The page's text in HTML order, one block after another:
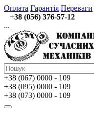
Оплата Гарантія Переваги
+38 (056) 376-57-12
...
+38 (067) 0000 - 109
+38 (095) 0000 - 109
+38 (073) 0000 - 109